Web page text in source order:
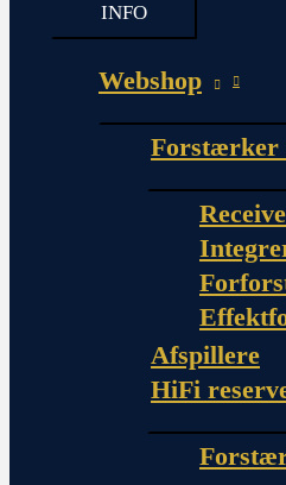
INFO
Webshop
Forstærker
Afspillere
HiFi